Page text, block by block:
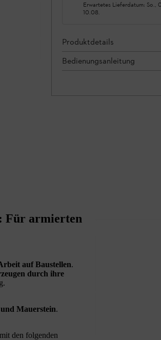
Erwartetes Lieferdatum: So.,
10.08.
Produktdetails
Bedienungsanleitung
Für armierten
auf Baustellen.
durch ihre
Mauerstein.
den folgenden